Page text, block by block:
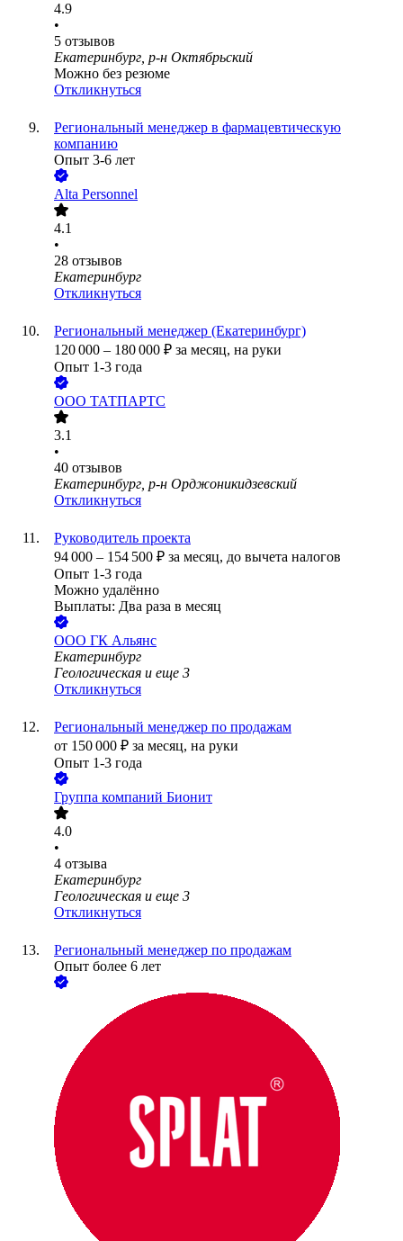
4.9
•
5 отзывов
Екатеринбург, р-н Октябрьский
Можно без резюме
Откликнуться
Региональный менеджер в фармацевтическую
компанию
Опыт 3-6 лет
Alta Personnel
4.1
•
28 отзывов
Екатеринбург
Откликнуться
Региональный менеджер (Екатеринбург)
120 000 – 180 000 ₽ за месяц, на руки
Опыт 1-3 года
ООО ТАТПАРТС
3.1
•
40 отзывов
Екатеринбург, р-н Орджоникидзевский
Откликнуться
Руководитель проекта
94 000 – 154 500 ₽ за месяц, до вычета налогов
Опыт 1-3 года
Можно удалённо
Выплаты: Два раза в месяц
ООО ГК Альянс
Екатеринбург
Геологическая и еще 3
Откликнуться
Региональный менеджер по продажам
от 150 000 ₽ за месяц, на руки
Опыт 1-3 года
Группа компаний Бионит
4.0
•
4 отзыва
Екатеринбург
Геологическая и еще 3
Откликнуться
Региональный менеджер по продажам
Опыт более 6 лет